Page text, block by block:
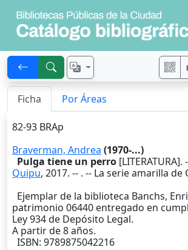
Ficha Por Áreas
82-93 BRAp
Braverman, Andrea (1970-...)
Pulga tiene un perro [LITERATURA].
Quipu, 2017. -- . -- La serie amarilla de
Ejemplar de la biblioteca Banchs,
patrimonio 06440 entregado en
Ley 934 de Depósito Legal.
A partir de 8 años.
ISBN: 9789875042216